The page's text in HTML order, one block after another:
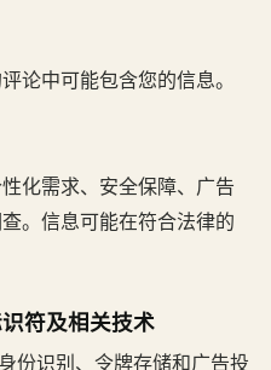
论中可能包含您的信息。
化需求、安全保障、广告
。信息可能在符合法律的
符及相关技术
份识别、令牌存储和广告投